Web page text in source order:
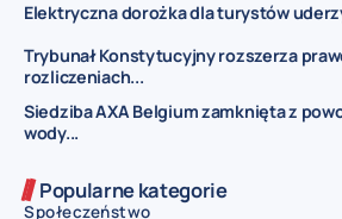
Elektryczna dorożka dla turystów
Trybunał Konstytucyjny rozszerza
rozliczeniach...
Siedziba AXA Belgium zamknięta z
wody...
Popularne kategorie
Społeczeństwo